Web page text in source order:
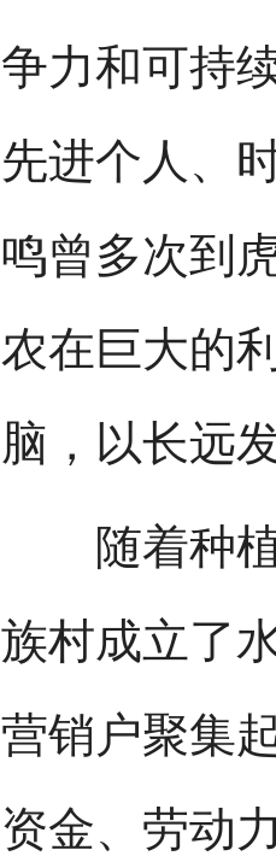
争力和可持
先进个人、
鸣曾多次到
农在巨大的
脑，以长远
随着种植
族村成立了
营销户聚集
资金、劳动